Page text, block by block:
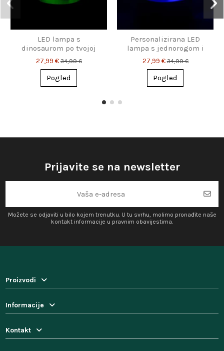
LED lampa s
dinosaurom po tvojoj
mjeri – s imenom koje
poželiš
27,99 €34,99 €
Pogled
Personalizirana LED
lampa s jednorogom i
imenom – čaroban
poklon za djecu
27,99 €34,99 €
Pogled
Prijavite se na newsletter
Možete se odjaviti u bilo kojem trenutku. U tu svrhu, molimo pronađite naše
kontakt informacije u pravnim obavijestima.
Proizvodi
Informacije
Kontakt